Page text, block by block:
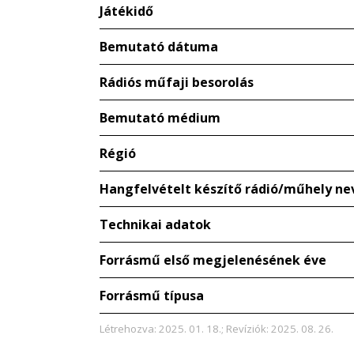
Játékidő
Bemutató dátuma
Rádiós műfaji besorolás
Bemutató médium
Régió
Hangfelvételt készítő rádió/műhely
Technikai adatok
Forrásmű első megjelenésének éve
Forrásmű típusa
Létrehozva: 2025. 01. 18.; Revíziók: 2025. 08. 26.